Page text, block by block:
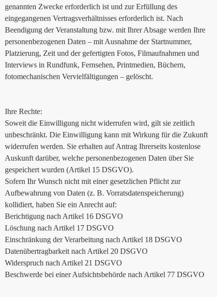
genannten Zwecke erforderlich ist und zur Erfüllung des
eingegangenen Vertragsverhältnisses erforderlich ist. Nach
Beendigung der Veranstaltung bzw. mit Ihrer Absage werden Ihre
personenbezogenen Daten – mit Ausnahme der Startnummer,
Platzierung, Zeit und der gefertigten Fotos, Filmaufnahmen und
Interviews in Rundfunk, Fernsehen, Printmedien, Büchern,
fotomechanischen Vervielfältigungen – gelöscht.
Ihre Rechte:
Soweit die Einwilligung nicht widerrufen wird, gilt sie zeitlich
unbeschränkt. Die Einwilligung kann mit Wirkung für die Zukunft
widerrufen werden. Sie erhalten auf Antrag Ihrerseits kostenlose
Auskunft darüber, welche personenbezogenen Daten über Sie
gespeichert wurden (Artikel 15 DSGVO).
Sofern Ihr Wunsch nicht mit einer gesetzlichen Pflicht zur
Aufbewahrung von Daten (z. B. Vorratsdatenspeicherung)
kollidiert, haben Sie ein Anrecht auf:
Berichtigung nach Artikel 16 DSGVO
Löschung nach Artikel 17 DSGVO
Einschränkung der Verarbeitung nach Artikel 18 DSGVO
Datenübertragbarkeit nach Artikel 20 DSGVO
Widerspruch nach Artikel 21 DSGVO
Beschwerde bei einer Aufsichtsbehörde nach Artikel 77 DSGVO